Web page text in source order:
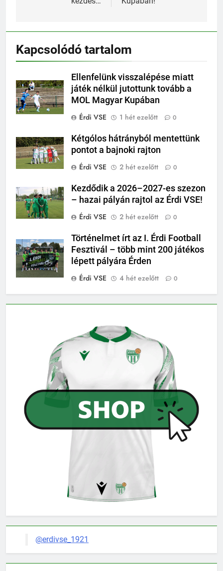
Kapcsolódó tartalom
Ellenfelünk visszalépése miatt
játék nélkül jutottunk tovább a
MOL Magyar Kupában
Érdi VSE
1 hét ezelőtt 0
Kétgólos hátrányból mentettünk
pontot a bajnoki rajton
Érdi VSE
2 hét ezelőtt 0
Kezdődik a 2026–2027-es szezon
– hazai pályán rajtol az Érdi VSE!
Érdi VSE
2 hét ezelőtt 0
Történelmet írt az I. Érdi Football
Fesztivál – több mint 200 játékos
lépett pályára Érden
Érdi VSE
4 hét ezelőtt 0
@erdivse_1921